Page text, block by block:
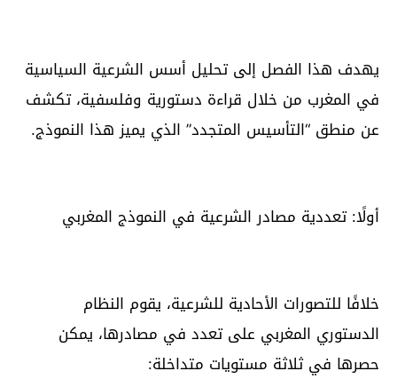
يهدف هذا الفصل إلى تحليل أسس الشرعية السياسية
في المغرب من خلال قراءة دستورية وفلسفية، تكشف
عن منطق “التأسيس المتجدد” الذي يميز هذا النموذج.
أولًا: تعددية مصادر الشرعية في النموذج المغربي
خلافًا للتصورات الأحادية للشرعية، يقوم النظام
الدستوري المغربي على تعدد في مصادرها، يمكن
حصرها في ثلاثة مستويات متداخلة: